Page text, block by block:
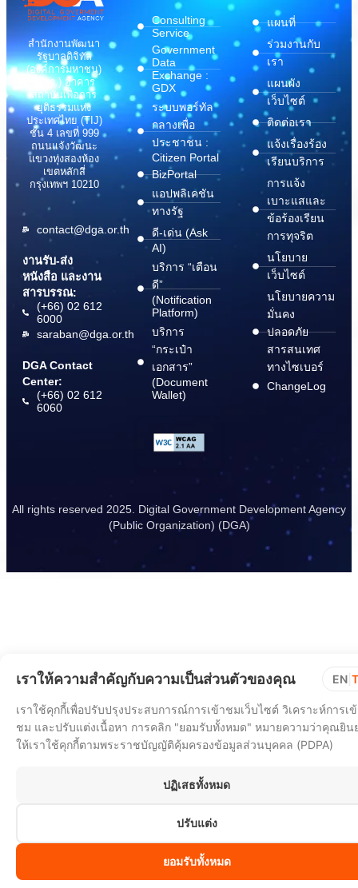
สำนักงานพัฒนา
รัฐบาลดิจิทัล
(องค์การมหาชน)
(สพร.) อาคาร
สถาบันเพื่อการ
ยุติธรรมแห่ง
ประเทศไทย (TIJ)
ชั้น 4 เลขที่ 999
ถนนแจ้งวัฒนะ
แขวงทุ่งสองห้อง
เขตหลักสี่
กรุงเทพฯ 10210
contact@dga.or.th
งานรับ-ส่ง
หนังสือ และงาน
สารบรรณ:
(+66) 02 612
6000
saraban@dga.or.th
DGA Contact
Center:
(+66) 02 612
6060
Consulting
Service
Government
Data
Exchange :
GDX
ระบบพอร์ทัล
กลางเพื่อ
ประชาชน :
Citizen Portal
BizPortal
แอปพลิเคชัน
ทางรัฐ
ดี-เด่น (Ask
AI)
บริการ “เตือน
ดี”
(Notification
Platform)
บริการ
“กระเป๋า
เอกสาร”
(Document
Wallet)
แผนที่
ร่วมงานกับ
เรา
แผนผัง
เว็บไซต์
ติดต่อเรา
แจ้งเรื่องร้อง
เรียนบริการ
การแจ้ง
เบาะแสและ
ข้อร้องเรียน
การทุจริต
นโยบาย
เว็บไซต์
นโยบายความ
มั่นคง
ปลอดภัย
สารสนเทศ
ทางไซเบอร์
ChangeLog
All rights reserved 2025. Digital Government Development Agency
(Public Organization) (DGA)
เราให้ความสำคัญกับความเป็นส่วนตัวของคุณ EN
เราใช้คุกกี้เพื่อปรับปรุงประสบการณ์การเข้าชมเว็บไซต์ วิเคราะห์การเ
ชม และปรับแต่งเนื้อหา การคลิก "ยอมรับทั้งหมด" หมายความว่าคุณยิน
ให้เราใช้คุกกี้ตามพระราชบัญญัติคุ้มครองข้อมูลส่วนบุคคล (PDPA)
ปฏิเสธทั้งหมด
ปรับแต่ง
ยอมรับทั้งหมด